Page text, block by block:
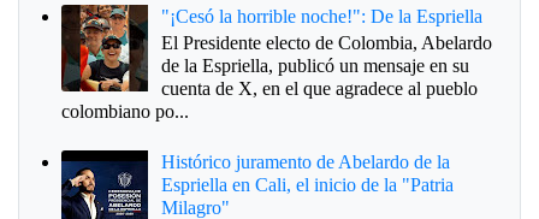
"¡Cesó la horrible noche!": De la Espriella
El Presidente electo de Colombia, Abelardo
de la Espriella, publicó un mensaje en su
cuenta de X, en el que agradece al pueblo
colombiano po...
Histórico juramento de Abelardo de la
Espriella en Cali, el inicio de la "Patria
Milagro"